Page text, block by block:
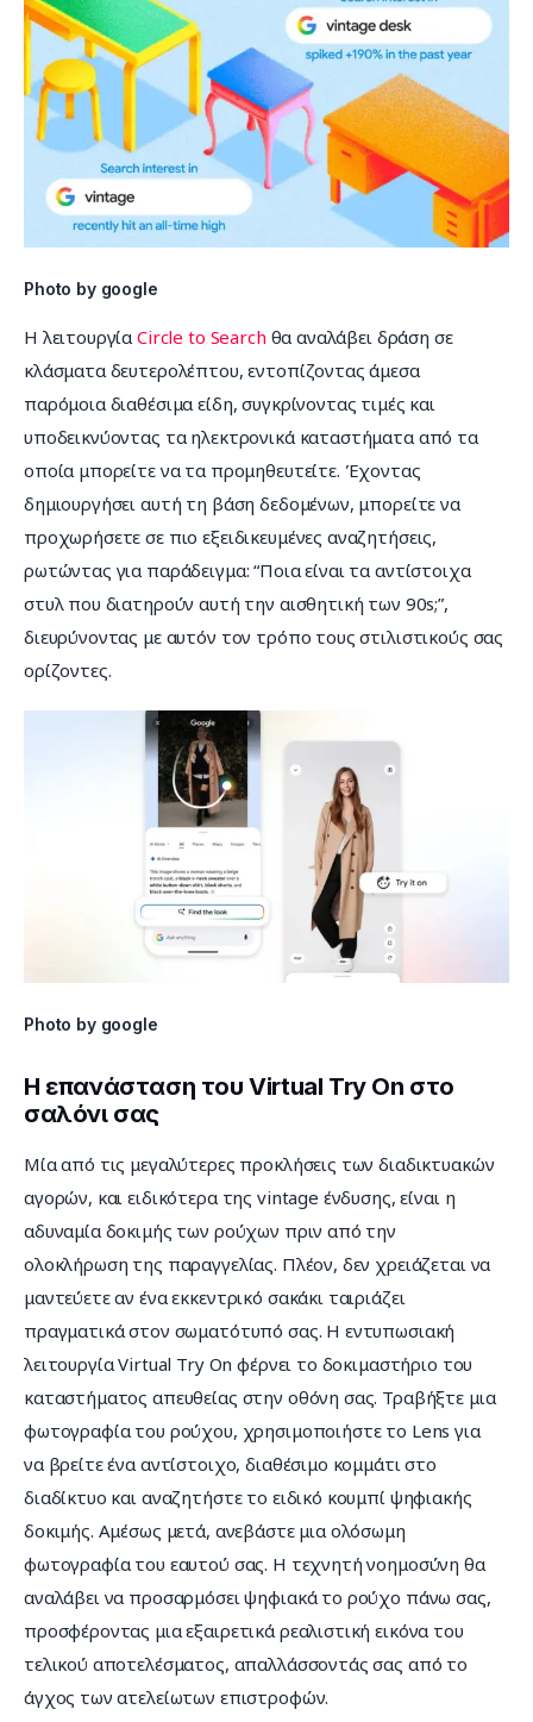
Photo by google
Η λειτουργία Circle to Search θα αναλάβει δράση σε
κλάσματα δευτερολέπτου, εντοπίζοντας άμεσα
παρόμοια διαθέσιμα είδη, συγκρίνοντας τιμές και
υποδεικνύοντας τα ηλεκτρονικά καταστήματα από τα
οποία μπορείτε να τα προμηθευτείτε. Έχοντας
δημιουργήσει αυτή τη βάση δεδομένων, μπορείτε να
προχωρήσετε σε πιο εξειδικευμένες αναζητήσεις,
ρωτώντας για παράδειγμα: “Ποια είναι τα αντίστοιχα
στυλ που διατηρούν αυτή την αισθητική των 90s;”,
διευρύνοντας με αυτόν τον τρόπο τους στιλιστικούς σας
ορίζοντες.
Photo by google
Η επανάσταση του Virtual Try On στο
σαλόνι σας
Μία από τις μεγαλύτερες προκλήσεις των διαδικτυακών
αγορών, και ειδικότερα της vintage ένδυσης, είναι η
αδυναμία δοκιμής των ρούχων πριν από την
ολοκλήρωση της παραγγελίας. Πλέον, δεν χρειάζεται να
μαντεύετε αν ένα εκκεντρικό σακάκι ταιριάζει
πραγματικά στον σωματότυπό σας. Η εντυπωσιακή
λειτουργία Virtual Try On φέρνει το δοκιμαστήριο του
καταστήματος απευθείας στην οθόνη σας. Τραβήξτε μια
φωτογραφία του ρούχου, χρησιμοποιήστε το Lens για
να βρείτε ένα αντίστοιχο, διαθέσιμο κομμάτι στο
διαδίκτυο και αναζητήστε το ειδικό κουμπί ψηφιακής
δοκιμής. Αμέσως μετά, ανεβάστε μια ολόσωμη
φωτογραφία του εαυτού σας. Η τεχνητή νοημοσύνη θα
αναλάβει να προσαρμόσει ψηφιακά το ρούχο πάνω σας,
προσφέροντας μια εξαιρετικά ρεαλιστική εικόνα του
τελικού αποτελέσματος, απαλλάσσοντάς σας από το
άγχος των ατελείωτων επιστροφών.